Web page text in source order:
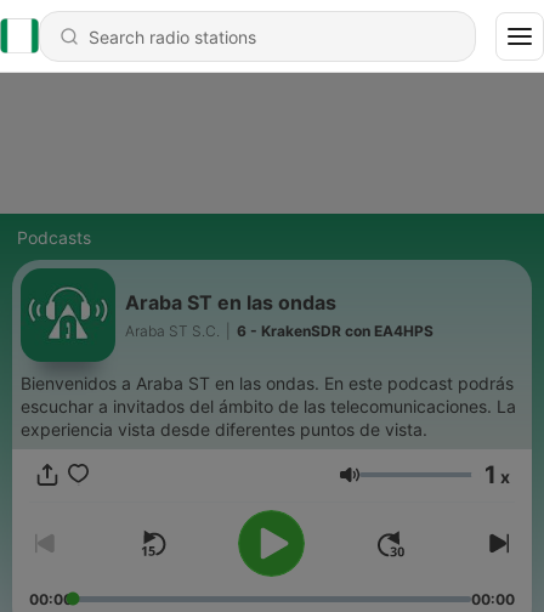
Podcasts
Araba ST en las ondas
Araba ST S.C. 6 - KrakenSDR con EA4HPS
Bienvenidos a Araba ST en las ondas. En este podcast podrás
escuchar a invitados del ámbito de las telecomunicaciones. La
experiencia vista desde diferentes puntos de vista.
Volume 1 x
00:00 00:00